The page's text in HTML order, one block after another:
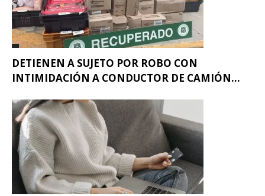
DETIENEN A SUJETO POR ROBO CON
INTIMIDACIÓN A CONDUCTOR DE CAMIÓN...